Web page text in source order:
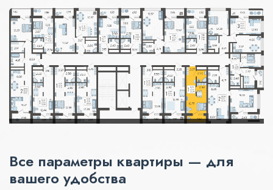
Все параметры квартиры — для
вашего удобства